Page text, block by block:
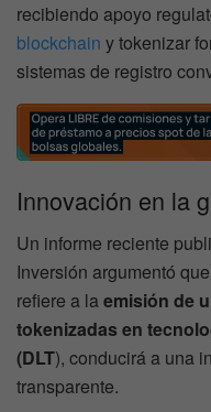
recibiendo apoyo
blockchain y tokenizar
sistemas de registro
Innovación en la
Un informe reciente
Inversión argumentó
refiere a laemisión de
tokenizadas en
(DLT), conducirá a una
transparente.